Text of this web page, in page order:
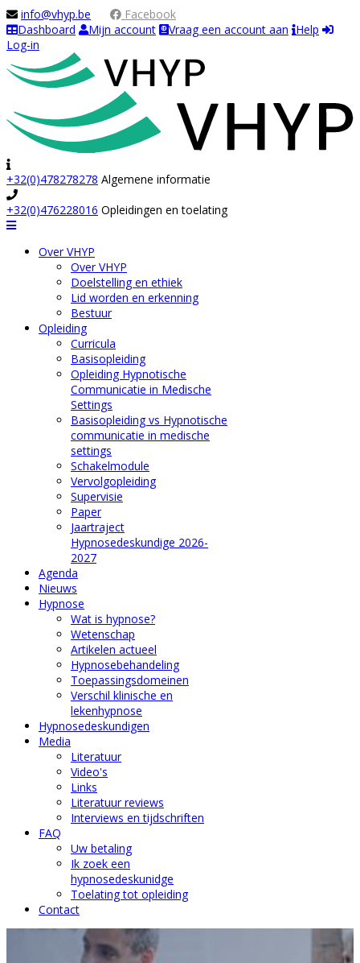
info@vhyp.be
Facebook
Dashboard
Mijn account Vraag een account aan Help
Log-in
+32(0)478278278 Algemene informatie
+32(0)476228016 Opleidingen en toelating
Navigation
Over VHYP
Over VHYP
Doelstelling en ethiek
Lid worden en erkenning
Bestuur
Opleiding
Curricula
Basisopleiding
Opleiding Hypnotische
Communicatie in Medische
Settings
Basisopleiding vs Hypnotische
communicatie in medische
settings
Schakelmodule
Vervolgopleiding
Supervisie
Paper
Jaartraject
Hypnosedeskundige 2026-
2027
Agenda
Nieuws
Hypnose
Wat is hypnose?
Wetenschap
Artikelen actueel
Hypnosebehandeling
Toepassingsdomeinen
Verschil klinische en
lekenhypnose
Hypnosedeskundigen
Media
Literatuur
Video's
Links
Literatuur reviews
Interviews en tijdschriften
FAQ
Uw betaling
Ik zoek een
hypnosedeskunidge
Toelating tot opleiding
Contact